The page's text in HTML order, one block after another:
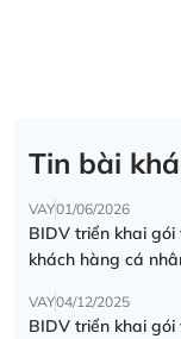
Tin bài
VAY01/06/2026
BIDV triển khai
khách hàng cá
VAY04/12/2025
BIDV triển khai